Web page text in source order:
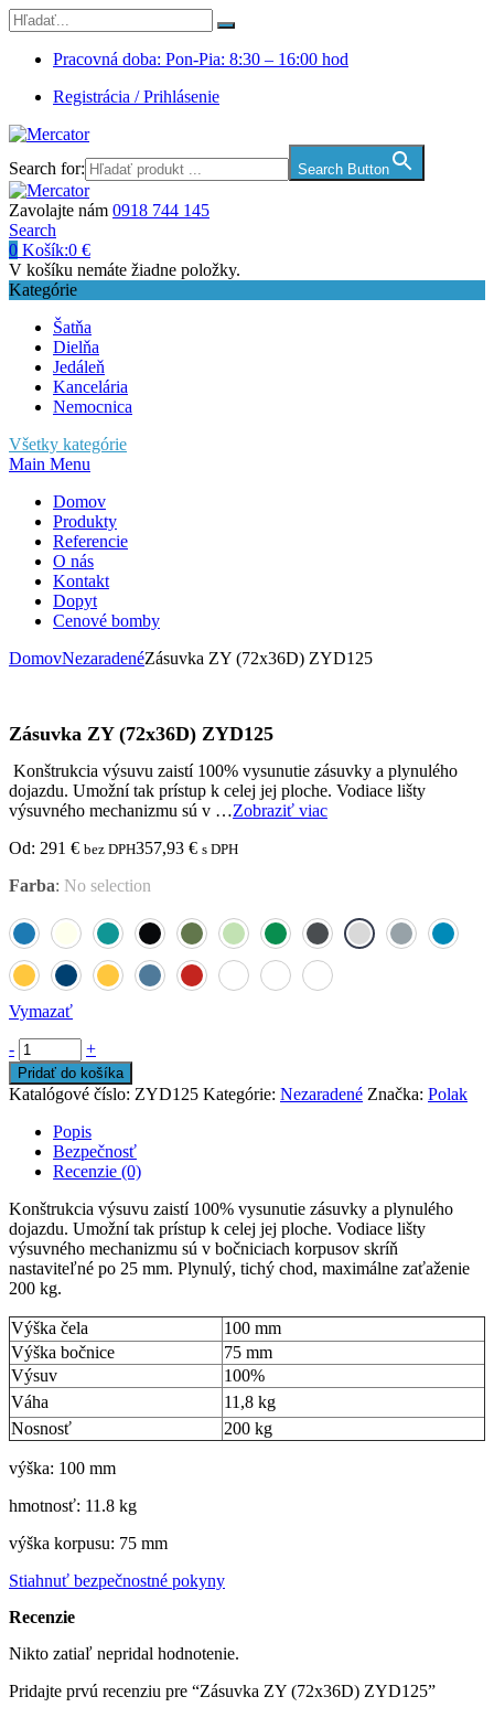
Pracovná doba: Pon-Pia: 8:30 – 16:00 hod
Registrácia / Prihlásenie
Search for: Search Button
Zavolajte nám 0918 744 145
Search
0 Košík:0 €
V košíku nemáte žiadne položky.
Kategórie
Šatňa
Dielňa
Jedáleň
Kancelária
Nemocnica
Všetky kategórie
Main Menu
Domov
Produkty
Referencie
O nás
Kontakt
Dopyt
Cenové bomby
DomovNezaradenéZásuvka ZY (72x36D) ZYD125
Zásuvka ZY (72x36D) ZYD125
Konštrukcia výsuvu zaistí 100% vysunutie zásuvky a plynulého
dojazdu. Umožní tak prístup k celej jej ploche. Vodiace lišty
výsuvného mechanizmu sú v …Zobraziť viac
Od: 291 € bez DPH357,93 € s DPH
Farba: No selection
Vymazať
-
+
Pridať do košíka
Katalógové číslo: ZYD125 Kategórie: Nezaradené Značka: Polak
Popis
Bezpečnosť
Recenzie (0)
Konštrukcia výsuvu zaistí 100% vysunutie zásuvky a plynulého
dojazdu. Umožní tak prístup k celej jej ploche. Vodiace lišty
výsuvného mechanizmu sú v bočniciach korpusov skríň
nastaviteľné po 25 mm. Plynulý, tichý chod, maximálne zaťaženie
200 kg.
Výška čela
100 mm
Výška bočnice
75 mm
Výsuv
100%
Váha
11,8 kg
Nosnosť
200 kg
výška: 100 mm
hmotnosť: 11.8 kg
výška korpusu: 75 mm
Stiahnuť bezpečnostné pokyny
Recenzie
Nikto zatiaľ nepridal hodnotenie.
Pridajte prvú recenziu pre “Zásuvka ZY (72x36D) ZYD125”